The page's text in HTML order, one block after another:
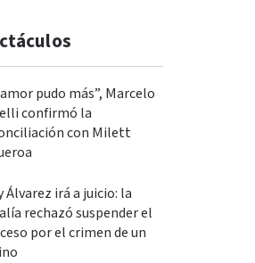
pudo más”, Marcelo
confirmó la
con Milett
Álvarez irá a juicio: la
rechazó suspender el
por el crimen de un